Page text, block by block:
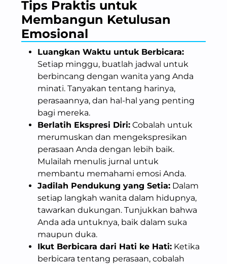
Tips Praktis untuk
Membangun Ketulusan
Emosional
Luangkan Waktu untuk Berbicara:
Setiap minggu, buatlah jadwal untuk
berbincang dengan wanita yang Anda
minati. Tanyakan tentang harinya,
perasaannya, dan hal-hal yang penting
bagi mereka.
Berlatih Ekspresi Diri: Cobalah untuk
merumuskan dan mengekspresikan
perasaan Anda dengan lebih baik.
Mulailah menulis jurnal untuk
membantu memahami emosi Anda.
Jadilah Pendukung yang Setia: Dalam
setiap langkah wanita dalam hidupnya,
tawarkan dukungan. Tunjukkan bahwa
Anda ada untuknya, baik dalam suka
maupun duka.
Ikut Berbicara dari Hati ke Hati: Ketika
berbicara tentang perasaan, cobalah